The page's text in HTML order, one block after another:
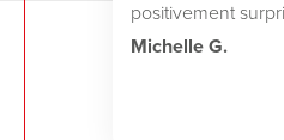
positivement
Michelle G.